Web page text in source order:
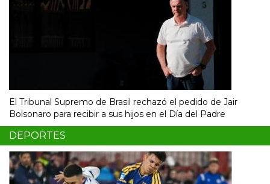
El Tribunal Supremo de Brasil rechazó el pedido de Jair
Bolsonaro para recibir a sus hijos en el Día del Padre
DEPORTES